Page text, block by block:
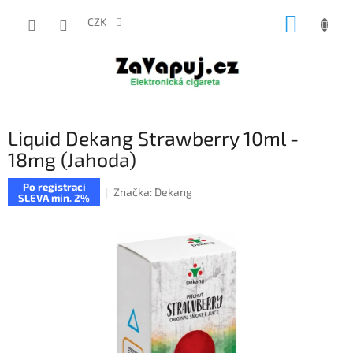
CZK
Liquid Dekang Strawberry 10ml -
18mg (Jahoda)
Po registraci
SLEVA min. 2%
Značka: Dekang